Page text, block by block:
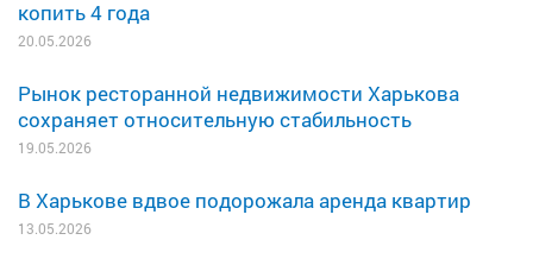
копить 4 года
20.05.2026
Рынок ресторанной недвижимости Харькова
сохраняет относительную стабильность
19.05.2026
В Харькове вдвое подорожала аренда квартир
13.05.2026